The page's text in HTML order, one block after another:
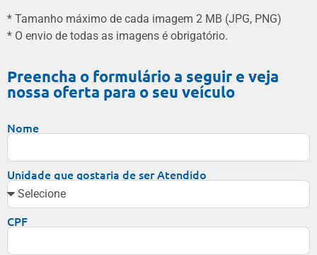
* Tamanho máximo de cada imagem 2 MB (JPG, PNG)
* O envio de todas as imagens é obrigatório.
Preencha o formulário a seguir e veja
nossa oferta para o seu veículo
Nome
Unidade que gostaria de ser Atendido
CPF